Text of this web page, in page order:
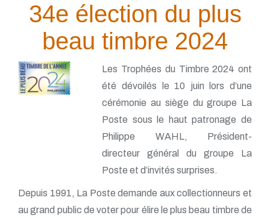
34e élection du plus
beau timbre 2024
Les Trophées du Timbre 2024 ont
été dévoilés le 10 juin lors d’une
cérémonie au siège du groupe La
Poste sous le haut patronage de
Philippe WAHL, Président-
directeur général du groupe La
Poste et d’invités surprises.
Depuis 1991, La Poste demande aux collectionneurs et
au grand public de voter pour élire le plus beau timbre de